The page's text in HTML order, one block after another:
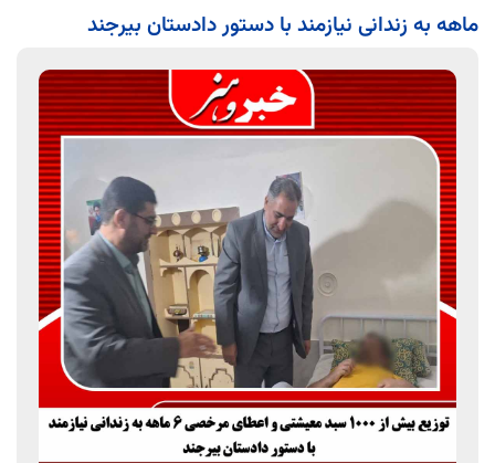
ماهه به زندانی نیازمند با دستور دادستان بیرجند